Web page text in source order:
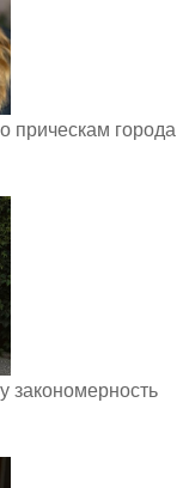
прическам города
закономерность